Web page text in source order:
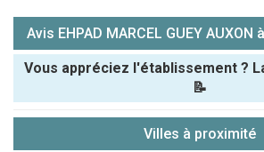
Avis EHPAD MARCEL GUEY
Vous appréciez l'établissement ?
📝
Villes à proximité